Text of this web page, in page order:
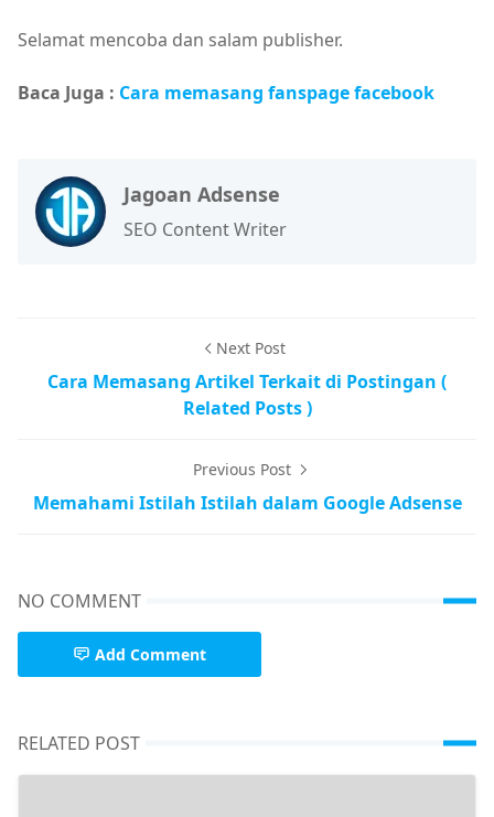
Selamat mencoba dan salam publisher.
Baca Juga : Cara memasang fanspage facebook
Jagoan Adsense
SEO Content Writer
Next Post
Cara Memasang Artikel Terkait di Postingan (
Related Posts )
Previous Post
Memahami Istilah Istilah dalam Google Adsense
NO COMMENT
Add Comment
RELATED POST